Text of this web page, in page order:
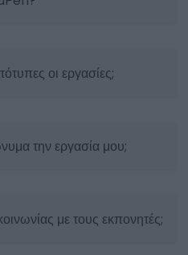
οι εργασίες;
την εργασία μου;
με τους εκπονητές;